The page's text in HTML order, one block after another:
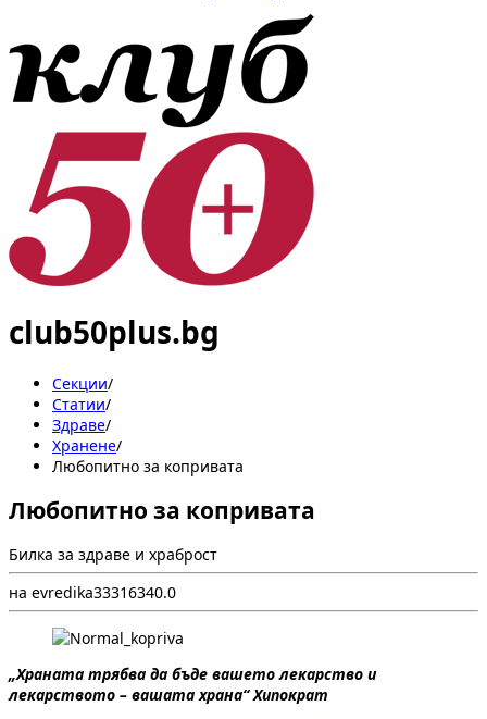
club50plus.bg
Секции/
Статии/
Здраве/
Хранене/
Любопитно за копривата
Любопитно за копривата
Билка за здраве и храброст
на evredika33316340.0
„Храната трябва да бъде вашето лекарство и
лекарството – вашата храна“ Хипократ